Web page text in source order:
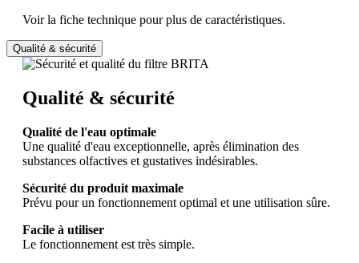
Voir la fiche technique pour plus de caractéristiques.
Qualité & sécurité
Qualité & sécurité
Qualité de l'eau optimale
Une qualité d'eau exceptionnelle, après élimination des
substances olfactives et gustatives indésirables.
Sécurité du produit maximale
Prévu pour un fonctionnement optimal et une utilisation sûre.
Facile à utiliser
Le fonctionnement est très simple.